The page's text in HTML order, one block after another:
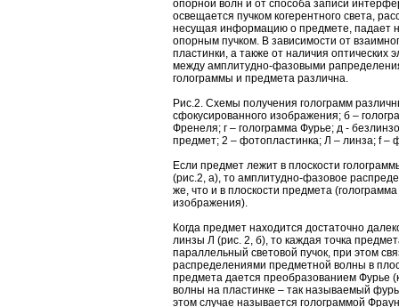
опорной волн и от способа записи
освещается пучком когерентного света,
несущая информацию о предмете, падает
опорным пучком. В зависимости от
пластинки, а также от наличия оптических
между амплитудно-фазовыми
голограммы и предмета различна.
Рис.2. Схемы получения голограмм
сфокусированного изображения; б –
Френеля; г – голограмма Фурье; д -
предмет; 2 – фотопластинка; Л – линза; f –
Если предмет лежит в плоскости
(рис.2, а), то амплитудно-фазовое
же, что и в плоскости предмета
изображения).
Когда предмет находится достаточно
линзы Л (рис. 2, б), то каждая точка
параллельный световой пучок, при этом
распределениями предметной волны в
предмета дается преобразованием Фурье
волны на пластинке – так называемый
этом случае называется голограммой